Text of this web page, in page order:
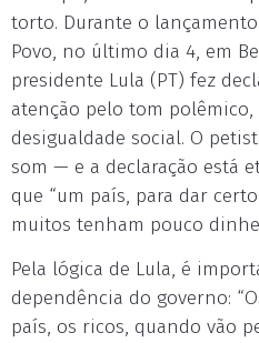
torto. Durante o
Povo, no último dia 4, em
presidente Lula (PT) fez
atenção pelo tom
desigualdade social. O
som — e a declaração está
que “um país, para dar
muitos tenham pouco
Pela lógica de Lula, é
dependência do governo:
país, os ricos, quando vão